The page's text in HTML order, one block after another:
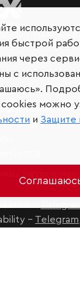
на рассылку
– Telegram
быстрой
через
с
cookies можно
и Защите